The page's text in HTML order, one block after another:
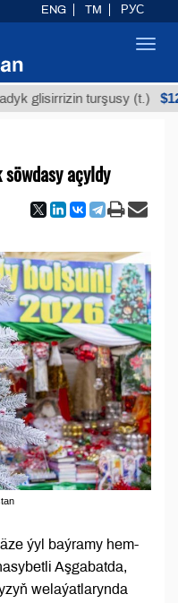
turşusy (t.) $12935,18
açyldy
ýyl baýramy hem-
Aşgabatda,
welaýatlarynda
ENG TM РУС